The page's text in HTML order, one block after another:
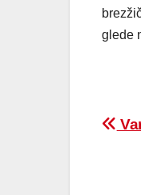
glede